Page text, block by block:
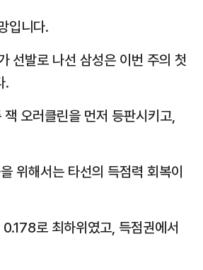
입니다.
선발로 나선 삼성은 이번 주의 첫
.
오러클린을 먼저 등판시키고,
위해서는 타선의 득점력 회복이
로 최하위였고, 득점권에서